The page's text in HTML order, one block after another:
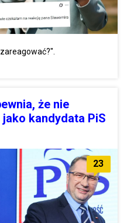
że nie
kandydata PiS
23